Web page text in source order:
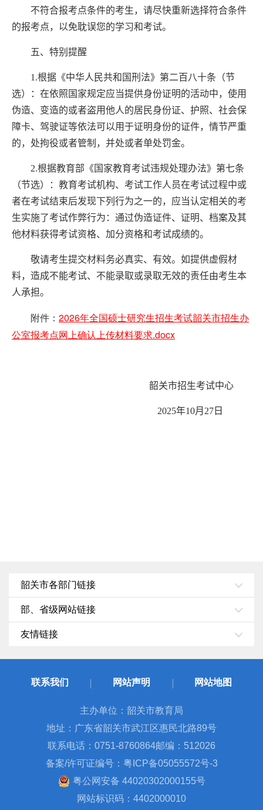
不符合报考点条件的考生，请尽快重新选择符合条件
的报考点，以免耽误您的学习和考试。
五、特别提醒
1.根据《中华人民共和国刑法》第二百八十条（节
选）：在依照国家规定应当提供身份证明的活动中，使用
伪造、变造的或者盗用他人的居民身份证、护照、社会保
障卡、驾驶证等依法可以用于证明身份的证件，情节严重
的，处拘役或者管制，并处或者单处罚金。
2.根据教育部《国家教育考试违规处理办法》第七条
（节选）：教育考试机构、考试工作人员在考试过程中或
者在考试结束后发现下列行为之一的，应当认定相关的考
生实施了考试作弊行为：通过伪造证件、证明、档案及其
他材料获得考试资格、加分资格和考试成绩的。
敬请考生提交材料务必真实、有效。如提供虚假材
料，造成不能考试、不能录取或录取无效的责任由考生本
人承担。
附件： 2026年全国硕士研究生招生考试韶关市招生办
公室报考点网上确认上传材料要求.docx
韶关市招生考试中心
2025年10月 27 日
韶关市各部门链接
部、省级网站链接
友情链接
联系我们 网站声明 网站地图
主办单位：韶关市教育局
地址：广东省韶关市武江区惠民北路89号
联系电话：0751-8760864邮编：512026
备案/许可证编号：粤ICP备05055572号-3
粤公网安备 44020302000155号
网站标识码：4402000010